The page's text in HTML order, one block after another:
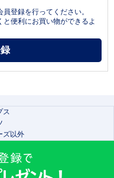
登録を行ってください。
便利にお買い物ができるよ
ス
ズ以外